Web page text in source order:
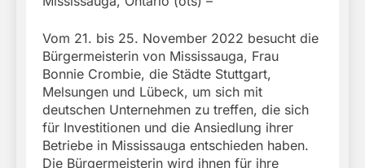
Vom 21. bis 25. November 2022 besucht die
Bürgermeisterin von Mississauga, Frau
Bonnie Crombie, die Städte Stuttgart,
Melsungen und Lübeck, um sich mit
deutschen Unternehmen zu treffen, die sich
für Investitionen und die Ansiedlung ihrer
Betriebe in Mississauga entschieden haben.
Die Bürgermeisterin wird ihnen für ihre